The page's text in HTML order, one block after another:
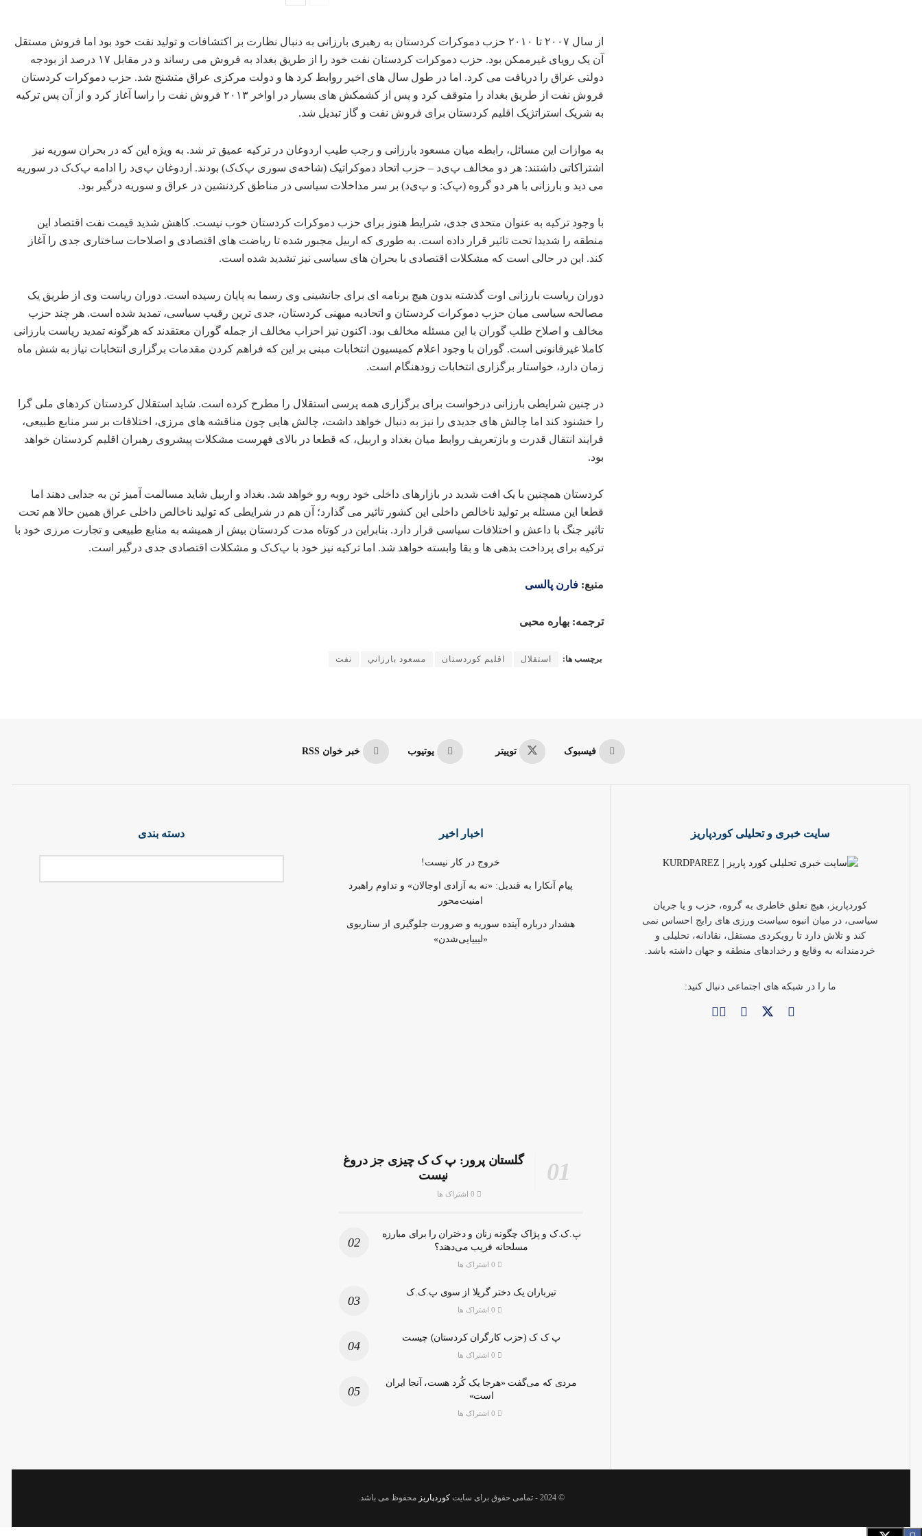
از سال ۲۰۰۷ تا ۲۰۱۰ حزب دموکرات کردستان به رهبری بارزانی به دنبال نظارت بر اکتشافات و تولید نفت خود بود اما فروش مستقل
آن یک رویای غیرممکن بود. حزب دموکرات کردستان نفت خود را از طریق بغداد به فروش می ‎رساند و در مقابل ۱۷ درصد از بودجه
دولتی عراق را دریافت می کرد. اما در طول سال های اخیر روابط کرد ها و دولت مرکزی عراق متشنج شد. حزب دموکرات کردستان
فروش نفت از طریق بغداد را متوقف کرد و پس از کشمکش های بسیار در اواخر ۲۰۱۳ فروش نفت را راسا آغاز کرد و از آن پس ترکیه
به شریک استراتژیک اقلیم کردستان برای فروش نفت و گاز تبدیل شد.
به موازات این مسائل، رابطه میان مسعود بارزانی و رجب طیب اردوغان در ترکیه عمیق تر شد. به ویژه این که در بحران سوریه نیز
اشتراکاتی داشتند: هر دو مخالف پ‌ی‌د – حزب اتحاد دموکراتیک (شاخه‌ی سوری پ‌ک‌ک) بودند. اردوغان پ‌ی‌د را ادامه پ‌ک‌ک در سوریه
می دید و بارزانی با هر دو گروه (پ‌ک‌: و پ‌ی‌د) بر سر مداخلات سیاسی در مناطق کردنشین در عراق و سوریه درگیر بود.
با وجود ترکیه به عنوان متحدی جدی، شرایط هنوز برای حزب دموکرات کردستان خوب نیست. کاهش شدید قیمت نفت اقتصاد این
منطقه را شدیدا تحت تاثیر قرار داده است. به طوری که اربیل مجبور شده تا ریاضت های اقتصادی و اصلاحات ساختاری جدی را آغاز
کند. این در حالی است که مشکلات اقتصادی با بحران های سیاسی نیز تشدید شده است.
دوران ریاست بارزانی اوت گذشته بدون هیچ برنامه ای برای جانشینی وی رسما به پایان رسیده است. دوران ریاست وی از طریق یک
مصالحه سیاسی میان حزب دموکرات کردستان و اتحادیه میهنی کردستان، جدی ترین رقیب سیاسی، تمدید شده است. هر چند حزب
مخالف و اصلاح طلب گوران با این مسئله مخالف بود. اکنون نیز احزاب مخالف از جمله گوران معتقدند که هرگونه تمدید ریاست بارزانی
کاملا غیرقانونی است. گوران با وجود اعلام کمیسیون انتخابات مبنی بر این که فراهم کردن مقدمات برگزاری انتخابات نیاز به شش ماه
زمان دارد، خواستار برگزاری انتخابات زودهنگام است.
در چنین شرایطی بارزانی درخواست برای برگزاری همه پرسی استقلال را مطرح کرده است. شاید استقلال کردستان کردهای ملی گرا
را خشنود کند اما چالش های جدیدی را نیز به دنبال خواهد داشت، چالش هایی چون مناقشه های مرزی، اختلافات بر سر منابع طبیعی،
فرایند انتقال قدرت و بازتعریف روابط میان بغداد و اربیل، که قطعا در بالای فهرست مشکلات پیشروی رهبران اقلیم کردستان خواهد
بود.
کردستان همچنین با یک افت شدید در بازارهای داخلی خود روبه رو خواهد شد. بغداد و اربیل شاید مسالمت آمیز تن به جدایی دهند اما
قطعا این مسئله بر تولید ناخالص داخلی این کشور تاثیر می گذارد؛ آن هم در شرایطی که تولید ناخالص داخلی عراق همین حالا هم تحت
تاثیر جنگ با داعش و اختلافات سیاسی قرار دارد. بنابراین در کوتاه مدت کردستان بیش از همیشه به منابع طبیعی و تجارت مرزی خود با
ترکیه برای پرداخت بدهی ها و بقا وابسته خواهد شد. اما ترکیه نیز خود با پ‌ک‌ک و مشکلات اقتصادی جدی درگیر است.
منبع: فارن پالسی
ترجمه: بهاره محبی
برچسب ها: استقلال اقليم كوردستان مسعود بارزاني نفت
فیسبوک توییتر یوتیوب خبر خوان RSS
سایت خبری و تحلیلی کوردپاریز
کوردپاریز، هیچ تعلق خاطری به گروه، حزب و یا جریان
سیاسی، در میان انبوه سیاست ورزی های رایج احساس نمی
کند و تلاش دارد تا رویکردی مستقل، نقادانه، تحلیلی و
خردمندانه به وقایع و رخدادهای منطقه و جهان داشته باشد.
ما را در شبکه های اجتماعی دنبال کنید:
اخبار اخیر
خروج در کار نیست!
پیام آنکارا به قندیل: «نه به آزادی اوجالان» و تداوم راهبرد
امنیت‌محور
هشدار درباره آینده سوریه و ضرورت جلوگیری از سناریوی
«لیبیایی‌شدن»
گلستان پرور: پ ک ک چیزی جز دروغ
نیست
پ.ک.ک و پژاک چگونه زنان و دختران را برای مبارزه
مسلحانه فریب می‌دهند؟
تیرباران یک دختر گریلا از سوی پ.ک.ک
پ ک ک (حزب کارگران کردستان) چیست
مردی که می‌گفت «هرجا یک کُرد هست، آنجا ایران
است»
دسته بندی
© 2024 - تمامی حقوق برای سایتکوردپاریز محفوظ می باشد.